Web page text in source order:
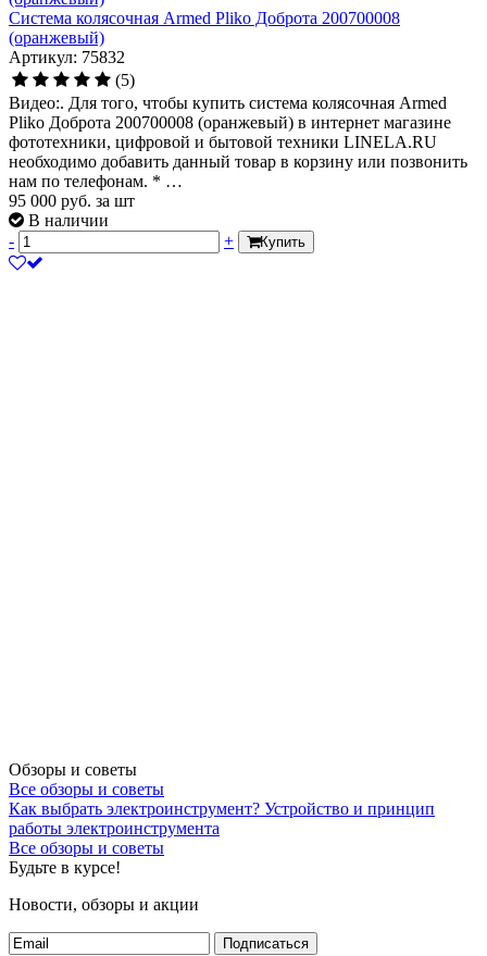
Система колясочная Armed Pliko Доброта 200700008
(оранжевый)
Артикул: 75832
(5)
Видео:. Для того, чтобы купить система колясочная Armed
Pliko Доброта 200700008 (оранжевый) в интернет магазине
фототехники, цифровой и бытовой техники LINELA.RU
необходимо добавить данный товар в корзину или позвонить
нам по телефонам. * …
95 000 руб. за шт
В наличии
-
+ Купить
Обзоры и советы
Все обзоры и советы
Как выбрать электроинструмент? Устройство и принцип
работы электроинструмента
Все обзоры и советы
Будьте в курсе!
Новости, обзоры и акции
Подписаться